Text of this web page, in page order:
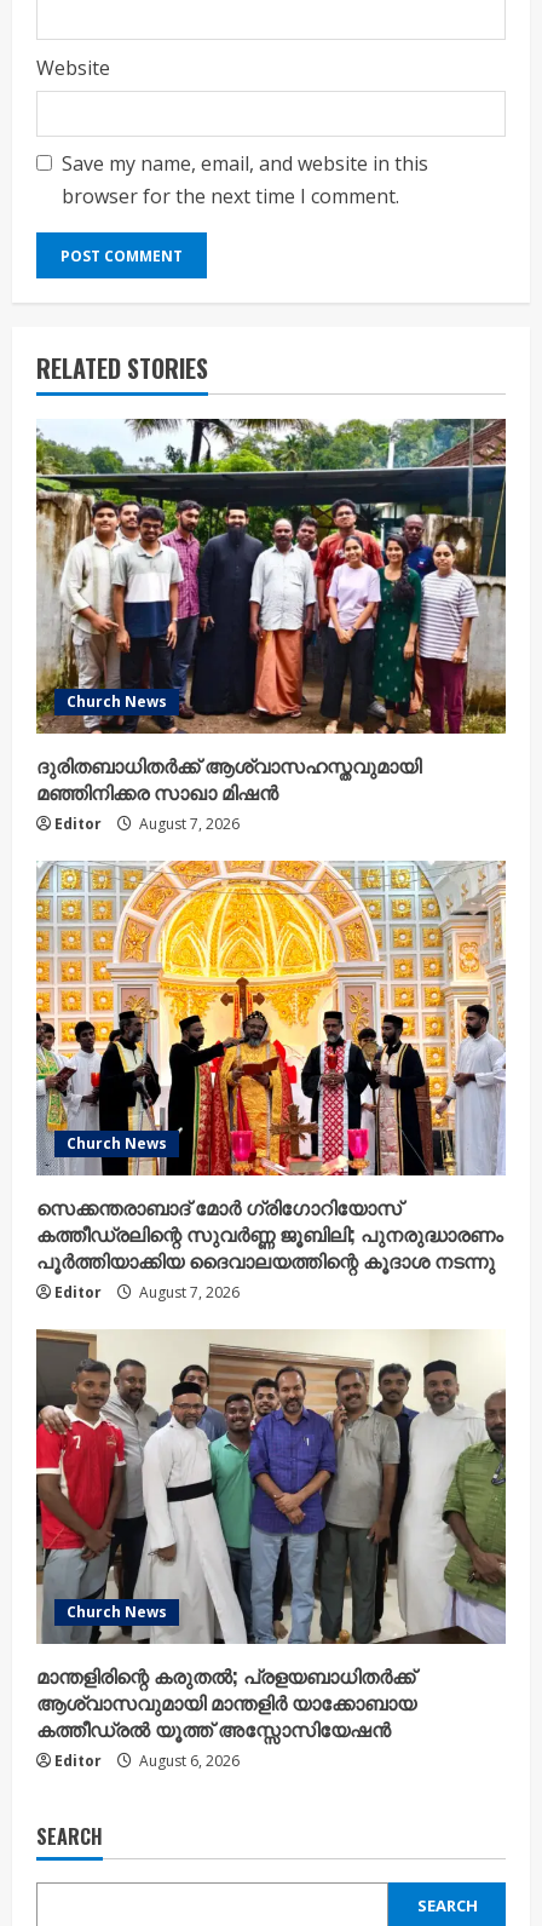
Website
Save my name, email, and website in this
browser for the next time I comment.
RELATED STORIES
Church News
ദുരിതബാധിതർക്ക് ആശ്വാസഹസ്തവുമായി
മഞ്ഞിനിക്കര സാഖാ മിഷൻ
Editor August 7, 2026
Church News
സെക്കന്തരാബാദ് മോർ ഗ്രിഗോറിയോസ്
കത്തീഡ്രലിന്റെ സുവർണ്ണ ജൂബിലി; പുനരുദ്ധാരണം
പൂർത്തിയാക്കിയ ദൈവാലയത്തിന്റെ കൂദാശ നടന്നു
Editor August 7, 2026
Church News
മാന്തളിരിന്റെ കരുതൽ; പ്രളയബാധിതർക്ക്
ആശ്വാസവുമായി മാന്തളിർ യാക്കോബായ
കത്തീഡ്രൽ യൂത്ത് അസ്സോസിയേഷൻ
Editor August 6, 2026
SEARCH
SEARCH